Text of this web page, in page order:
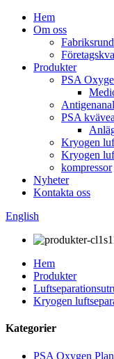
Hem
Om oss
Produkter
PSA
PSA
Kryogen
Kryogen
kompressor
Nyheter
Kontakta oss
English
Hem
Produkter
Kryogen
Kategorier
PSA Oxygen